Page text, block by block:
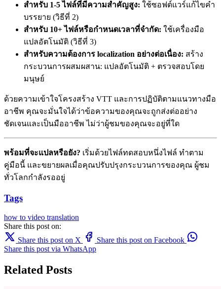
สำหรับ 1-5 ไฟล์ที่มีความสำคัญสูง: ใช้ซอฟต์แวร์แก้ไขคำ
บรรยาย (วิธีที่ 2)
สำหรับ 10+ ไฟล์หรือกำหนดเวลาที่จำกัด: ใช้เครื่องมือ
แปลอัตโนมัติ (วิธีที่ 3)
สำหรับความต้องการ localization อย่างต่อเนื่อง: สร้าง
กระบวนการผสมผสาน: แปลอัตโนมัติ + ตรวจสอบโดย
มนุษย์
ด้วยความเข้าใจโครงสร้าง VTT และการปฏิบัติตามแนวทางมือ
อาชีพ คุณจะมั่นใจได้ว่าข้อความของคุณจะถูกส่งต่ออย่าง
ชัดเจนและเป็นมืออาชีพ ไม่ว่าผู้ชมของคุณจะอยู่ที่ใด
พร้อมที่จะแปลหรือยัง? เริ่มด้วยไฟล์ทดสอบหนึ่งไฟล์ ทำตาม
คู่มือนี้ และขยายผลเมื่อคุณปรับปรุงกระบวนการของคุณ ผู้ชม
ทั่วโลกกำลังรออยู่
Tags
how to video translation
Share this post on:
Share this post on X
Share this post on Facebook
Share this post via WhatsApp
Related Posts